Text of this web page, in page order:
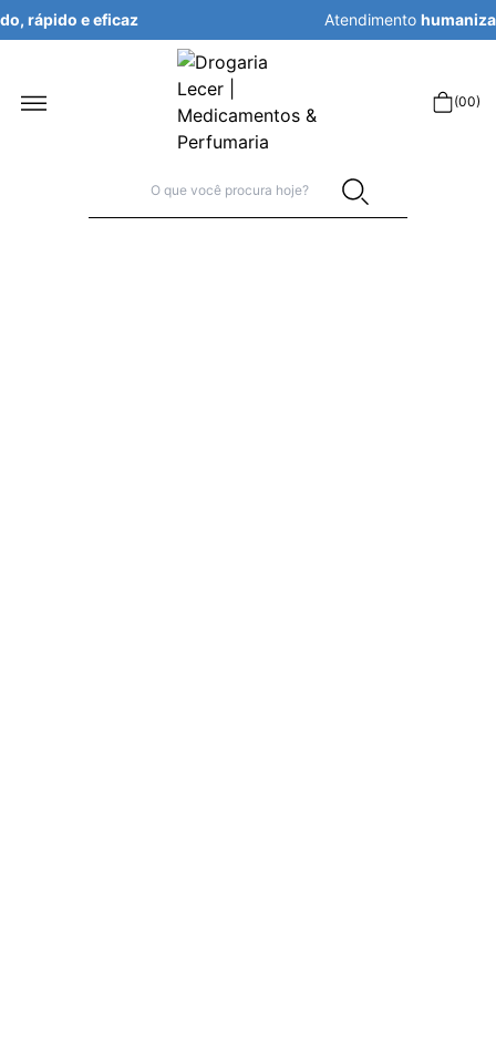
Atendimento humanizado, rápido e eficaz
(00)